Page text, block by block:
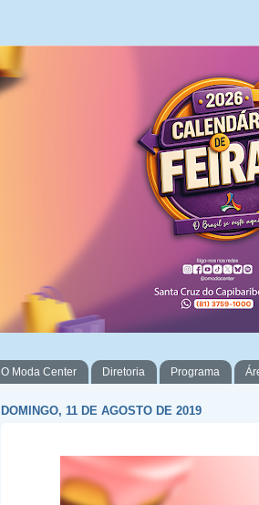
O Moda Center Diretoria Programa
DOMINGO, 11 DE AGOSTO DE 2019